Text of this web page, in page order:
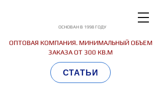
ОСНОВАН В 1998 ГОДУ
ОПТОВАЯ КОМПАНИЯ. МИНИМАЛЬНЫЙ ОБЪЕМ
ЗАКАЗА ОТ 300 КВ.М
СТАТЬИ